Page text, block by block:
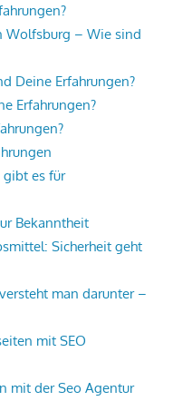
Wolfsburg – Wie sind
Deine Erfahrungen?
Erfahrungen?
gibt es für
Bekanntheit
Sicherheit geht
man darunter –
mit SEO
mit der Seo Agentur